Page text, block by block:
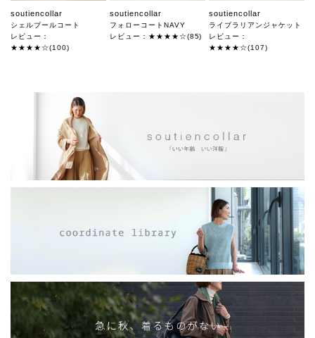
soutiencollar
シェルブールコート
レビュー：
★★★★☆(100)
soutiencollar
フォローコートNAVY
レビュー：★★★★☆(85)
soutiencollar
ライブラリアンジャケット
レビュー：
★★★★☆(107)